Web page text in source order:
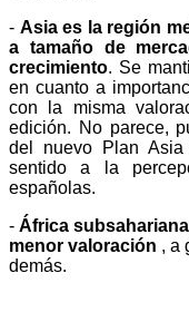
- Asia es la región
a tamaño de
crecimiento. Se
en cuanto a
con la misma
edición. No parece,
del nuevo Plan
sentido a la
españolas.
- África
menor valoración , a
demás.